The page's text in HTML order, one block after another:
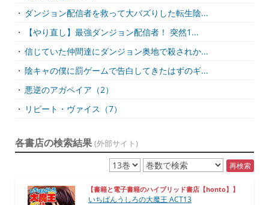
・ ダンジョン配信者を救って大バズりした転生陰...
・
【やり直し】最強ダンジョン配信者！ 突然1...
・ 信じていた仲間達にダンジョン奥地で殺されか...
・ 陰キャの僕に罰ゲームで告白してきたはずのギ...
・ 悪逆のアガペイア（2）
・ リピート・ヴァイス（7）
各書店の検索結果 (外部サイト)
再検索
【書籍と電子書籍のハイブリッド書店【honto】】
いちばんうしろの大魔王 ACT13